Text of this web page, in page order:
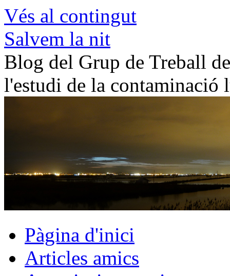
Vés al contingut
Salvem la nit
Blog del Grup de Treball
l'estudi de la contaminació
Pàgina d'inici
Articles amics